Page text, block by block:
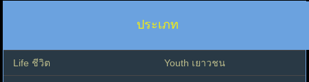
ประเภท
Life ชีวิต Youth เยาวชน